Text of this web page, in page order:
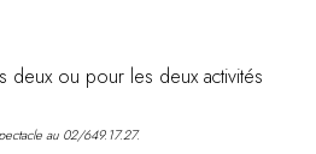
deux ou pour les deux activités
au 02/649.17.27.